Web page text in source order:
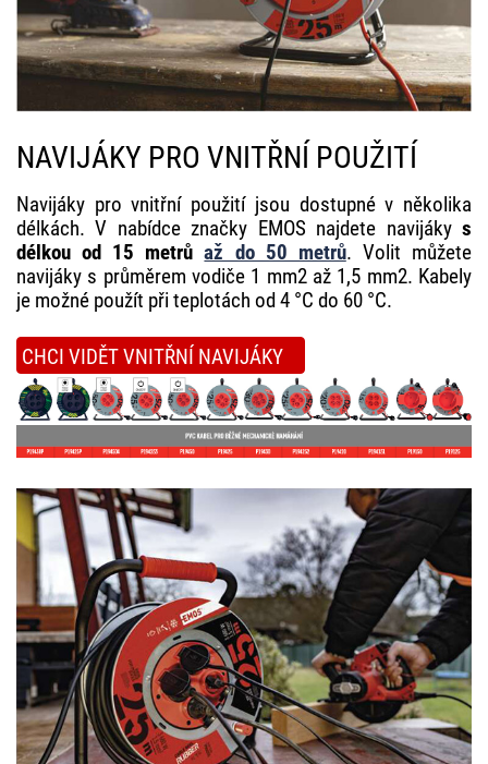
NAVIJÁKY PRO VNITŘNÍ POUŽITÍ
Navijáky pro vnitřní použití jsou dostupné v několika
délkách. V nabídce značky EMOS najdete navijáky s
délkou od 15 metrůaž do 50 metrů. Volit můžete
navijáky s průměrem vodiče 1 mm2 až 1,5 mm2. Kabely
je možné použít při teplotách od 4 °C do 60 °C.
CHCI VIDĚT VNITŘNÍ NAVIJÁKY